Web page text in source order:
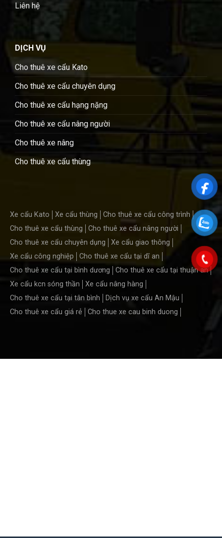
Liên hệ
DỊCH VỤ
Cho thuê xe cẩu Kato
Cho thuê xe cẩu chuyên dụng
Cho thuê xe cẩu hạng nặng
Cho thuê xe cẩu nâng người
Cho thuê xe nâng
Cho thuê xe cẩu thùng
Xe cẩu Kato Xe cẩu thùng
Cho thuê xe cẩu công trình
Cho thuê xe cẩu thùng
Cho thuê xe cẩu nâng người
Cho thuê xe cẩu chuyên dụng
Xe cẩu giao thông
Xe cẩu công nghiệp
Cho thuê xe cẩu tại dĩ an
Cho thuê xe cẩu tại bình dương
Cho thuê xe cẩu tại thuận an
Xe cẩu kcn sóng thần
Xe cẩu nâng hàng
Cho thuê xe cẩu tại tân bình
Dịch vụ xe cẩu An Mậu
Cho thuê xe cẩu giá rẻ
Cho thue xe cau binh duong